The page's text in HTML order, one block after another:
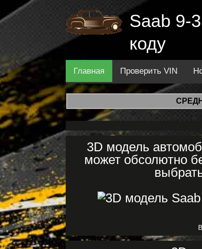
Saab 9-
коду
Главная Проверить VIN
3D модель
может обсолютно